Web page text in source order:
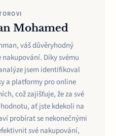
Mohamed
váš důvěryhodný
Díky svému
jsem identifikoval
a platformy pro online
což zajišťuje, že za své
ať jste kdekoli na
probírat se nekonečnými
své nakupování,